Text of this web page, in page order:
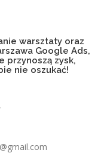
warsztaty oraz
Google Ads,
przynoszą zysk,
nie oszukać!